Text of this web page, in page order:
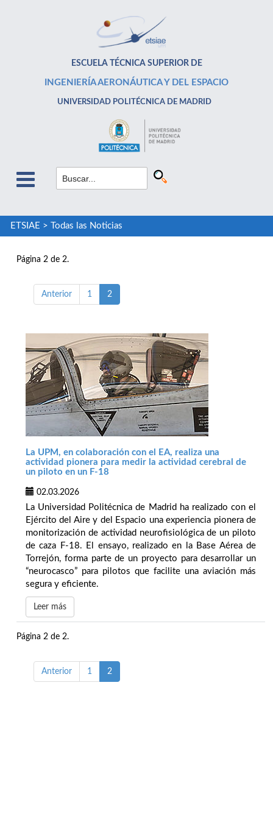
ESCUELA TÉCNICA SUPERIOR DE
INGENIERÍA AERONÁUTICA Y DEL ESPACIO
UNIVERSIDAD POLITÉCNICA DE MADRID
ETSIAE > Todas las Noticias
Página 2 de 2.
Anterior 1 2
La UPM, en colaboración con el EA, realiza una
actividad pionera para medir la actividad cerebral de
un piloto en un F-18
02.03.2026
La Universidad Politécnica de Madrid ha realizado con el
Ejército del Aire y del Espacio una experiencia pionera de
monitorización de actividad neurofisiológica de un piloto
de caza F-18. El ensayo, realizado en la Base Aérea de
Torrejón, forma parte de un proyecto para desarrollar un
“neurocasco” para pilotos que facilite una aviación más
segura y eficiente.
Leer más
Página 2 de 2.
Anterior 1 2